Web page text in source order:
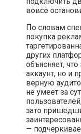
вовсе
По словам
покупка
других
объясняет,
аккаунт, но и
верную
не умеет за
зато
—